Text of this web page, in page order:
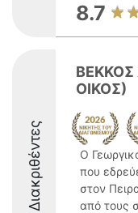
8.7
Διακριθέντες
ΒΕΚΚΟΣ
ΟΙΚΟΣ)
Ο
που
στον
από τους